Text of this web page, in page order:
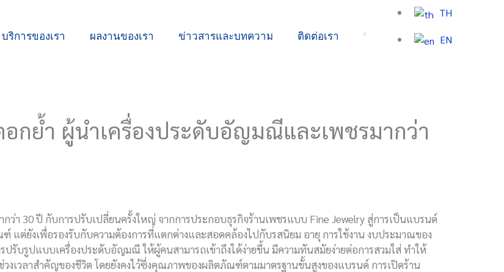
บริการของเรา ผลงานของเรา ข่าวสารและบทความ ติดต่อเรา
TH
EN
กย้ำ ผู้นำเครื่องประดับอัญมณีและเพชรมากว่า
า 30 ปี กับการปรับเปลี่ยนครั้งใหญ่ จากการประกอบธุรกิจร้านเพชรแบบ Fine Jewelry สู่การเป็นแบรนด์
แต่ยังเพื่อรองรับกับความต้องการที่แตกต่างและสอดคล้องไปกับรสนิยม อายุ การใช้งาน งบประมาณของ
บรูปแบบเครื่องประดับอัญมณี ให้ผู้คนสามารถเข้าถึงได้ง่ายขึ้น มีความทันสมัยง่ายต่อการสวมใส่ ทำให้
งเวลาสำคัญของชีวิต โดยยังคงไว้ซึ่งคุณภาพของผลิตภัณฑ์ตามมาตรฐานขั้นสูงของแบรนด์ การเปิดร้าน